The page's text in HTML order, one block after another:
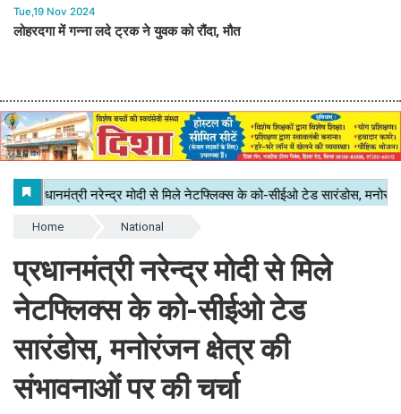
Tue,19 Nov 2024
लोहरदगा में गन्ना लदे ट्रक ने युवक को रौंदा, मौत
Home National
प्रधानमंत्री नरेन्द्र मोदी से मिले
नेटफ्लिक्स के को-सीईओ टेड
सारंडोस, मनोरंजन क्षेत्र की
संभावनाओं पर की चर्चा